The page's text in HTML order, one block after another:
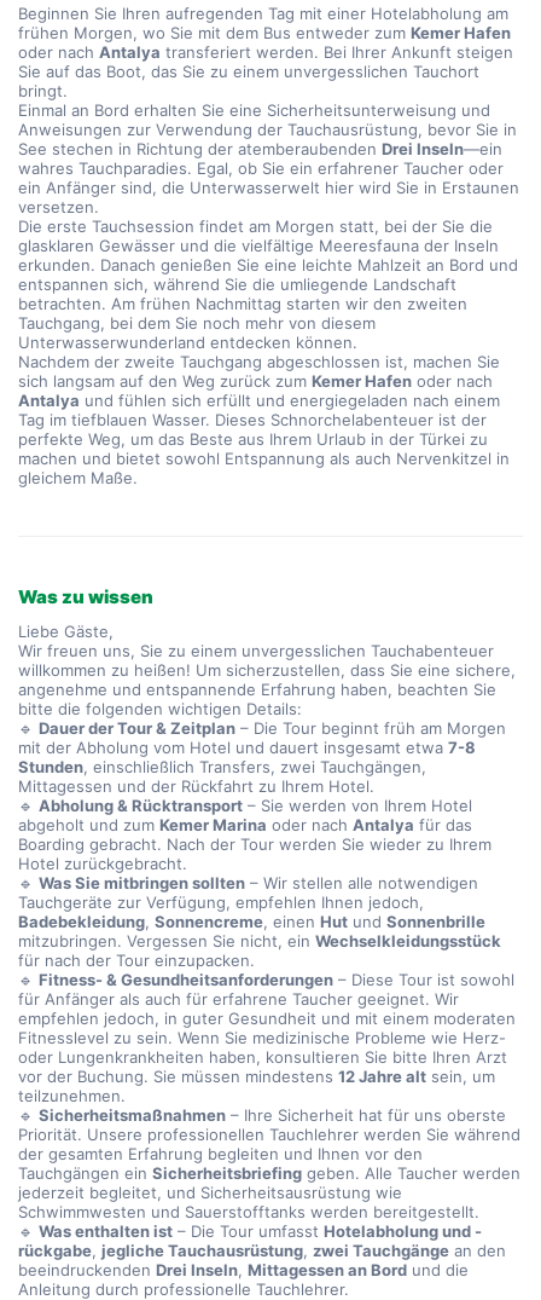
Beginnen Sie Ihren aufregenden Tag mit einer Hotelabholung am
frühen Morgen, wo Sie mit dem Bus entweder zum Kemer Hafen
oder nach Antalya transferiert werden. Bei Ihrer Ankunft steigen
Sie auf das Boot, das Sie zu einem unvergesslichen Tauchort
bringt.
Einmal an Bord erhalten Sie eine Sicherheitsunterweisung und
Anweisungen zur Verwendung der Tauchausrüstung, bevor Sie in
See stechen in Richtung der atemberaubenden Drei Inseln—ein
wahres Tauchparadies. Egal, ob Sie ein erfahrener Taucher oder
ein Anfänger sind, die Unterwasserwelt hier wird Sie in Erstaunen
versetzen.
Die erste Tauchsession findet am Morgen statt, bei der Sie die
glasklaren Gewässer und die vielfältige Meeresfauna der Inseln
erkunden. Danach genießen Sie eine leichte Mahlzeit an Bord und
entspannen sich, während Sie die umliegende Landschaft
betrachten. Am frühen Nachmittag starten wir den zweiten
Tauchgang, bei dem Sie noch mehr von diesem
Unterwasserwunderland entdecken können.
Nachdem der zweite Tauchgang abgeschlossen ist, machen Sie
sich langsam auf den Weg zurück zum Kemer Hafen
Antalya und fühlen sich erfüllt und energiegeladen nach einem
Tag im tiefblauen Wasser. Dieses Schnorchelabenteuer ist der
perfekte Weg, um das Beste aus Ihrem Urlaub in der Türkei zu
machen und bietet sowohl Entspannung als auch Nervenkitzel in
gleichem Maße.
Was zu wissen
Liebe Gäste,
Wir freuen uns, Sie zu einem unvergesslichen Tauchabenteuer
willkommen zu heißen! Um sicherzustellen, dass Sie eine sichere,
angenehme und entspannende Erfahrung haben, beachten Sie
bitte die folgenden wichtigen Details:
🔹 Dauer der Tour & Zeitplan – Die Tour beginnt früh am Morgen
mit der Abholung vom Hotel und dauert insgesamt etwa 7-8
Stunden, einschließlich Transfers, zwei Tauchgängen,
Mittagessen und der Rückfahrt zu Ihrem Hotel.
🔹 Abholung & Rücktransport – Sie werden von Ihrem Hotel
abgeholt und zum Kemer Marina oder nach Antalya für das
Boarding gebracht. Nach der Tour werden Sie wieder zu Ihrem
Hotel zurückgebracht.
🔹 Was Sie mitbringen sollten – Wir stellen alle notwendigen
Tauchgeräte zur Verfügung, empfehlen Ihnen jedoch,
Badebekleidung, Sonnencreme, einen Hut und Sonnenbrille
mitzubringen. Vergessen Sie nicht, ein Wechselkleidungsstück
für nach der Tour einzupacken.
🔹 Fitness- & Gesundheitsanforderungen – Diese Tour ist sowohl
für Anfänger als auch für erfahrene Taucher geeignet. Wir
empfehlen jedoch, in guter Gesundheit und mit einem moderaten
Fitnesslevel zu sein. Wenn Sie medizinische Probleme wie Herz-
oder Lungenkrankheiten haben, konsultieren Sie bitte Ihren Arzt
vor der Buchung. Sie müssen mindestens 12 Jahre alt sein, um
teilzunehmen.
🔹 Sicherheitsmaßnahmen – Ihre Sicherheit hat für uns oberste
Priorität. Unsere professionellen Tauchlehrer werden Sie während
der gesamten Erfahrung begleiten und Ihnen vor den
Tauchgängen ein Sicherheitsbriefing geben. Alle Taucher werden
jederzeit begleitet, und Sicherheitsausrüstung wie
Schwimmwesten und Sauerstofftanks werden bereitgestellt.
🔹 Was enthalten ist – Die Tour umfasst Hotelabholung und -
rückgabe, jegliche Tauchausrüstung, zwei Tauchgänge an den
beeindruckenden Drei Inseln, Mittagessen an Bord und die
Anleitung durch professionelle Tauchlehrer.